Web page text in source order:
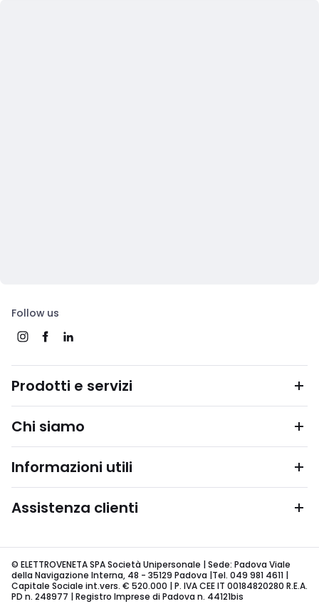
Follow us
Prodotti e servizi
Chi siamo
Informazioni utili
Assistenza clienti
© ELETTROVENETA SPA Società Unipersonale | Sede: Padova Viale
della Navigazione Interna, 48 - 35129 Padova |Tel. 049 981 4611 |
Capitale Sociale int.vers. € 520.000 | P. IVA CEE IT 00184820280 R.E.A.
PD n. 248977 | Registro Imprese di Padova n. 44121bis